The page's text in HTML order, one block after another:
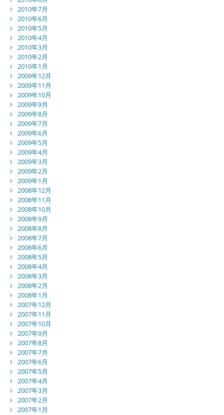
2010年7月
2010年6月
2010年5月
2010年4月
2010年3月
2010年2月
2010年1月
2009年12月
2009年11月
2009年10月
2009年9月
2009年8月
2009年7月
2009年6月
2009年5月
2009年4月
2009年3月
2009年2月
2009年1月
2008年12月
2008年11月
2008年10月
2008年9月
2008年8月
2008年7月
2008年6月
2008年5月
2008年4月
2008年3月
2008年2月
2008年1月
2007年12月
2007年11月
2007年10月
2007年9月
2007年8月
2007年7月
2007年6月
2007年5月
2007年4月
2007年3月
2007年2月
2007年1月